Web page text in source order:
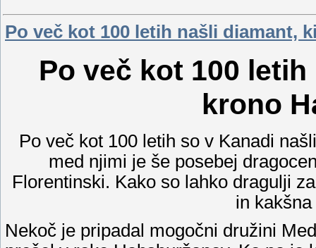
Po več kot 100 letih našli diamant,
Po več kot 100
krono
Po več kot 100 letih so v Kanadi
med njimi je še posebej
Florentinski. Kako so lahko dragulji
in
Nekoč je pripadal mogočni družini